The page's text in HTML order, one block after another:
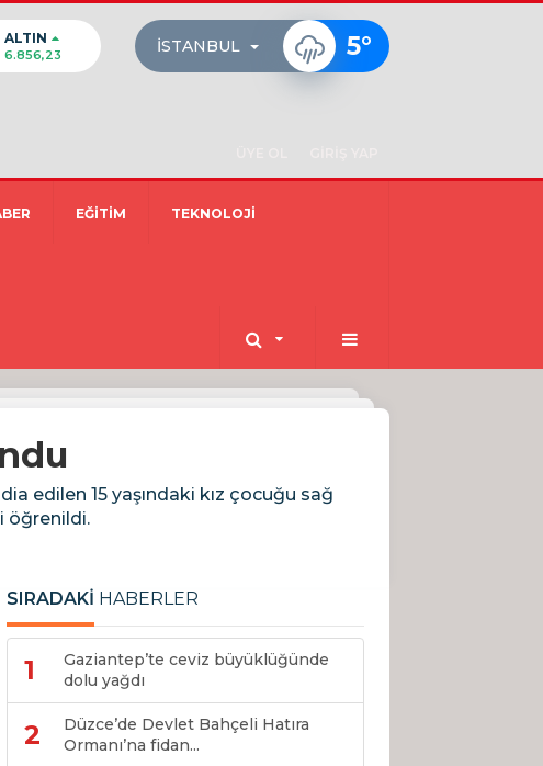
ALTIN
6.856,23 İSTANBUL 5°
EĞİTİM TEKNOLOJİ
edilen 15 yaşındaki kız çocuğu sağ
öğrenildi.
SIRADAKİ HABERLER
1
Gaziantep’te ceviz büyüklüğünde
dolu yağdı
2
Düzce’de Devlet Bahçeli Hatıra
Ormanı’na fidan...